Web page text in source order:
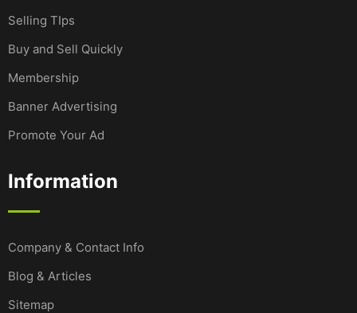
Selling TIps
Buy and Sell Quickly
Membership
Banner Advertising
Promote Your Ad
Information
Company & Contact Info
Blog & Articles
Sitemap